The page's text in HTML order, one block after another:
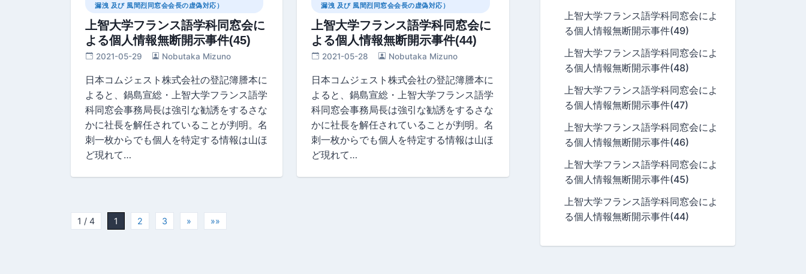
漏洩 及び 風間烈同窓会会長の虚偽対応）
上智大学フランス語学科同窓会に
よる個人情報無断開示事件(45)
2021-05-29 Nobutaka Mizuno
日本コムジェスト株式会社の登記簿謄本に
よると、鍋島宣総・上智大学フランス語学
科同窓会事務局長は強引な勧誘をするさな
かに社長を解任されていることが判明。名
刺一枚からでも個人を特定する情報は山ほ
ど現れて…
漏洩 及び 風間烈同窓会会長の虚偽対応）
上智大学フランス語学科同窓会に
よる個人情報無断開示事件(44)
2021-05-28 Nobutaka Mizuno
日本コムジェスト株式会社の登記簿謄本に
よると、鍋島宣総・上智大学フランス語学
科同窓会事務局長は強引な勧誘をするさな
かに社長を解任されていることが判明。名
刺一枚からでも個人を特定する情報は山ほ
ど現れて…
1 / 4 1 2 3 » »»
上智大学フランス語学科同窓会によ
る個人情報無断開示事件(49)
上智大学フランス語学科同窓会によ
る個人情報無断開示事件(48)
上智大学フランス語学科同窓会によ
る個人情報無断開示事件(47)
上智大学フランス語学科同窓会によ
る個人情報無断開示事件(46)
上智大学フランス語学科同窓会によ
る個人情報無断開示事件(45)
上智大学フランス語学科同窓会によ
る個人情報無断開示事件(44)